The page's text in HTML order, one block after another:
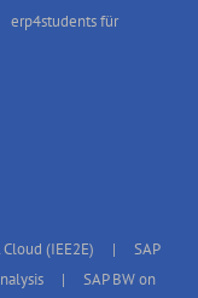
erp4students für
(IEE2E)
SAP
SAP BW on